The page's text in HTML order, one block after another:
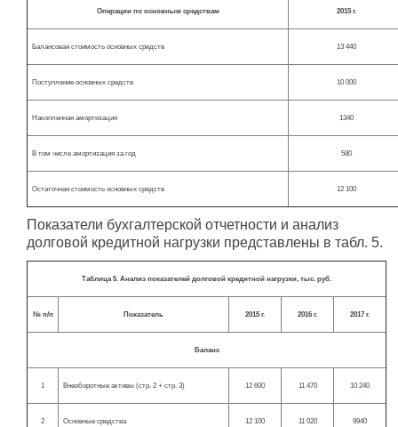
Операции по основным средствам 2015 г.
Балансовая стоимость основных средств 13 440
Поступление основных средств 10 000
Накопленная амортизация 1340
В том числе амортизация за год 580
Остаточная стоимость основных средств 12 100
Показатели бухгалтерской отчетности и анализ
долговой кредитной нагрузки представлены в табл. 5.
Таблица 5. Анализ показателей долговой кредитной нагрузки, тыс. руб.
№ п/п Показатель 2015 г. 2016 г. 2017 г.
Баланс
1 Внеоборотные активы (стр. 2 + стр. 3) 12 600 11 470 10 240
2 Основные средства 12 100 11 020 9940